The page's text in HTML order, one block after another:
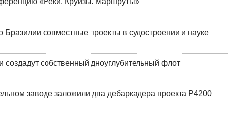
«Реки. Круизы. Маршруты»
совместные проекты в судостроении и науке
создадут собственный дноуглубительный флот
заводе заложили два дебаркадера проекта Р4200